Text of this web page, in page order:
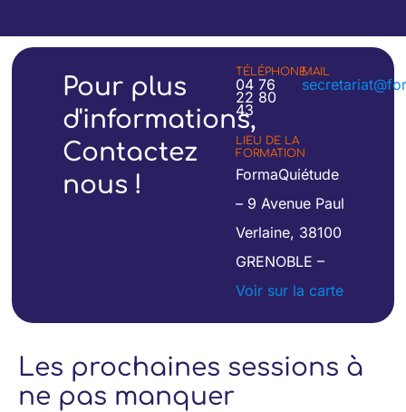
Pour plus
d'informations,
Contactez
nous !
TÉLÉPHONE
04 76
22 80
43
MAIL
LIEU DE LA
FORMATION
FormaQuiétude
– 9 Avenue Paul
Verlaine, 38100
GRENOBLE –
Voir sur la carte
Les prochaines sessions à
ne pas manquer